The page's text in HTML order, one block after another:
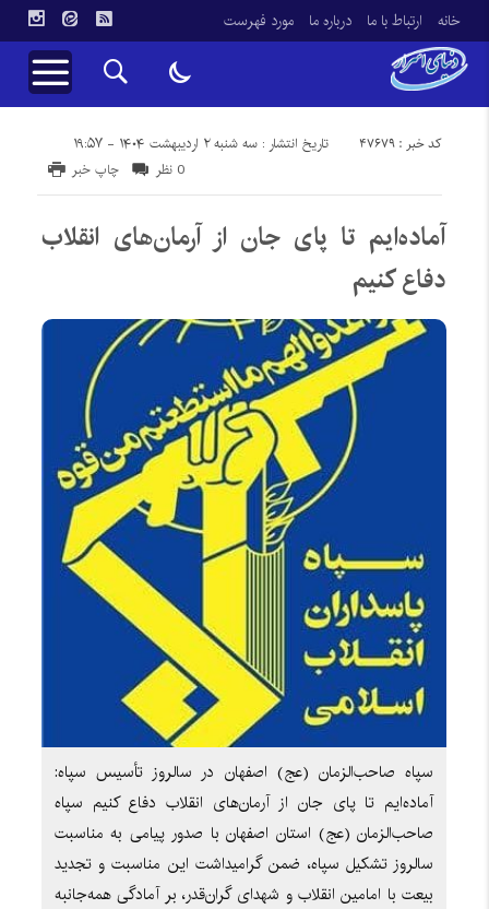
خانه ارتباط با ما درباره ما مورد فهرست
تاریخ انتشار : سه شنبه ۲ اردیبهشت ۱۴۰۴ - ۱۹:۵۷ کد خبر : 47679
چاپ خبر 0 نظر
آماده‌ایم تا پای جان از آرمان‌های انقلاب
دفاع کنیم
سپاه صاحب‌الزمان (عج) اصفهان در سالروز تأسیس سپاه:
آماده‌ایم تا پای جان از آرمان‌های انقلاب دفاع کنیم سپاه
صاحب‌الزمان (عج) استان اصفهان با صدور پیامی به مناسبت
سالروز تشکیل سپاه، ضمن گرامیداشت این مناسبت و تجدید
بیعت با امامین انقلاب و شهدای گران‌قدر، بر آمادگی همه‌جانبه